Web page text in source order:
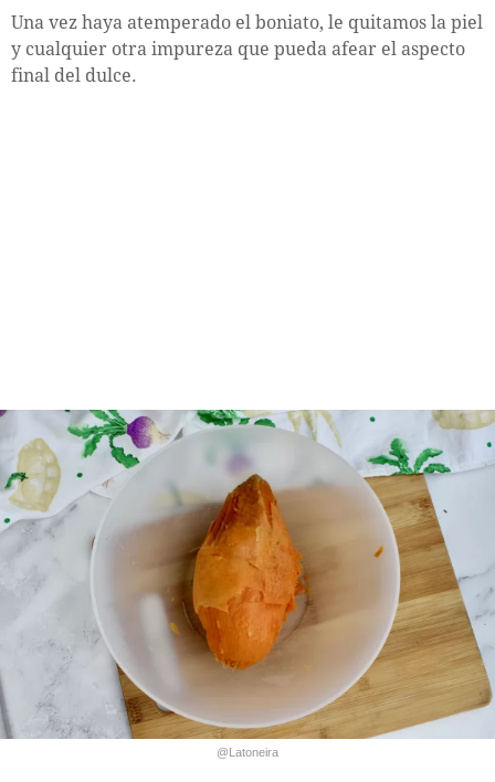
Una vez haya atemperado el boniato, le quitamos la piel
y cualquier otra impureza que pueda afear el aspecto
final del dulce.
@Latoneira